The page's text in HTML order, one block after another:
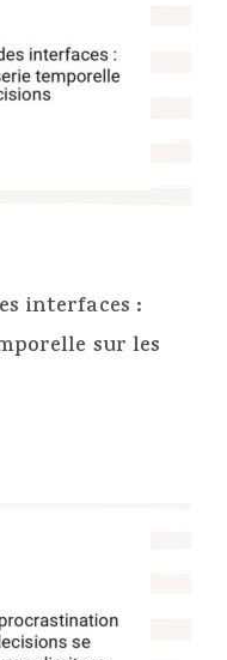
interfaces :
sur les